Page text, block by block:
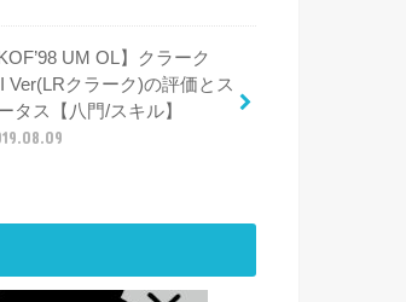
KOF’98 UM OL】クラーク
Ver(LRクラーク)の評価とス
タス【八門/スキル】